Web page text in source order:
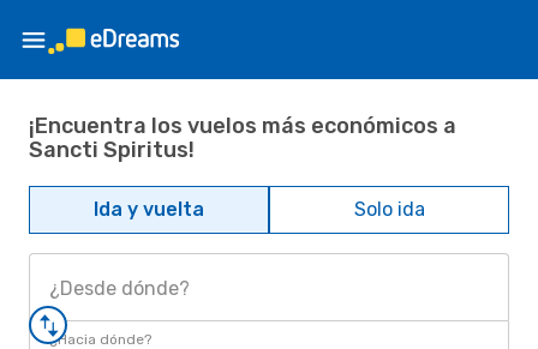
¡Encuentra los vuelos más económicos a
Sancti Spiritus!
Ida y vuelta Solo ida
¿Desde dónde?
¿Hacia dónde?